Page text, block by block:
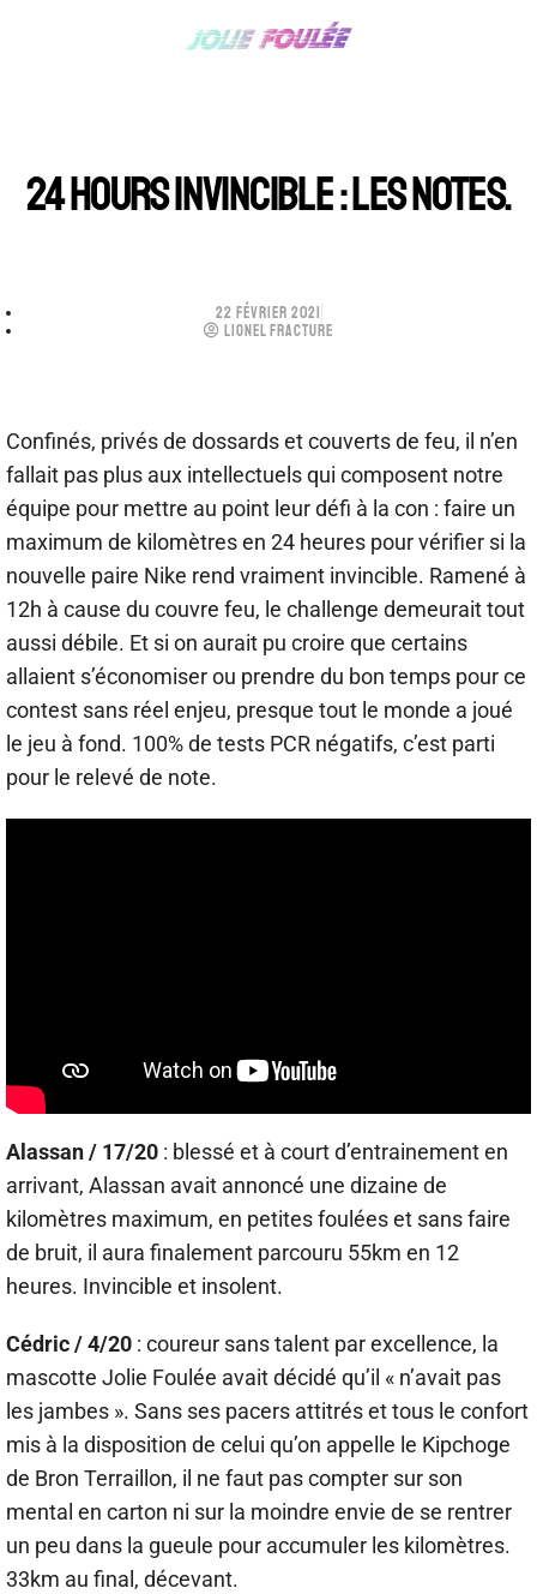
24 HOURS INVINCIBLE : LES NOTES.
22 FÉVRIER 2021
LIONEL FRACTURE
Confinés, privés de dossards et couverts de feu, il n’en
fallait pas plus aux intellectuels qui composent notre
équipe pour mettre au point leur défi à la con : faire un
maximum de kilomètres en 24 heures pour vérifier si la
nouvelle paire Nike rend vraiment invincible. Ramené à
12h à cause du couvre feu, le challenge demeurait tout
aussi débile. Et si on aurait pu croire que certains
allaient s’économiser ou prendre du bon temps pour ce
contest sans réel enjeu, presque tout le monde a joué
le jeu à fond. 100% de tests PCR négatifs, c’est parti
pour le relevé de note.
Alassan / 17/20 : blessé et à court d’entrainement en
arrivant, Alassan avait annoncé une dizaine de
kilomètres maximum, en petites foulées et sans faire
de bruit, il aura finalement parcouru 55km en 12
heures. Invincible et insolent.
Cédric / 4/20 : coureur sans talent par excellence, la
mascotte Jolie Foulée avait décidé qu’il « n’avait pas
les jambes ». Sans ses pacers attitrés et tous le confort
mis à la disposition de celui qu’on appelle le Kipchoge
de Bron Terraillon, il ne faut pas compter sur son
mental en carton ni sur la moindre envie de se rentrer
un peu dans la gueule pour accumuler les kilomètres.
33km au final, décevant.